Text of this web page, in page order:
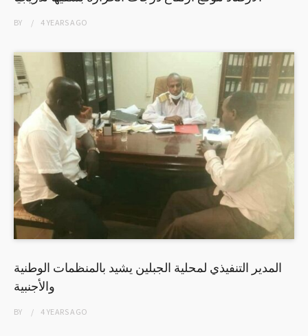
BY 4 YEARSAGO
المدير التنفيذي لمحلية الجبلين يشيد بالمنظمات الوطنية
والأجنبية
BY 4 YEARSAGO